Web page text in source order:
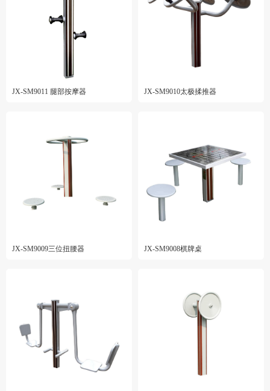
JX-SM9011 腿部按摩器 JX-SM9010太极揉推器
JX-SM9009三位扭腰器 JX-SM9008棋牌桌